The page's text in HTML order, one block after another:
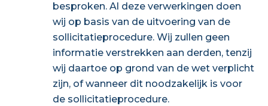
besproken. Al deze verwerkingen doen
wij op basis van de uitvoering van de
sollicitatieprocedure. Wij zullen geen
informatie verstrekken aan derden, tenzij
wij daartoe op grond van de wet verplicht
zijn, of wanneer dit noodzakelijk is voor
de sollicitatieprocedure.